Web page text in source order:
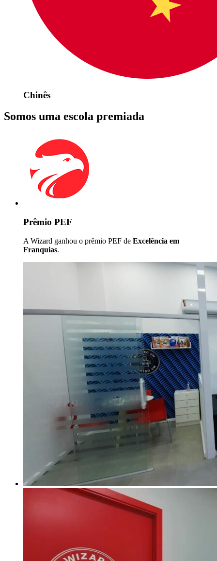
Chinês
Somos uma escola premiada
Prêmio PEF
A Wizard ganhou o prêmio PEF de Excelência em
Franquias.